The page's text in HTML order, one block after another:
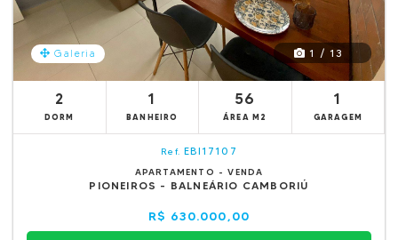
Galeria 1 / 13
2
DORM
1
BANHEIRO
56
ÁREA M2
1
GARAGEM
Ref. EBI17107
APARTAMENTO - VENDA
PIONEIROS - BALNEÁRIO CAMBORIÚ
R$ 630.000,00